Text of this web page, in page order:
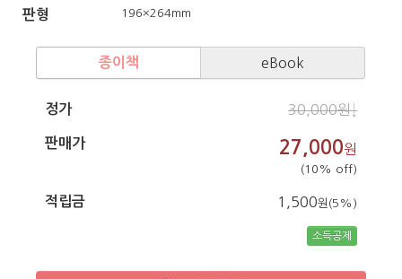
판형 196×264mm
종이책 eBook
정가 30,000원↓
판매가 27,000원
(10% off)
적립금 1,500원(5%)
소득공제